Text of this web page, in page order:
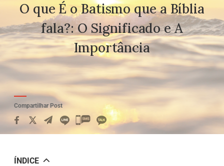
O que É o Batismo que a Bíblia
fala?:O Significado e A
Importância
Compartilhar Post
카
카
ÍNDICE